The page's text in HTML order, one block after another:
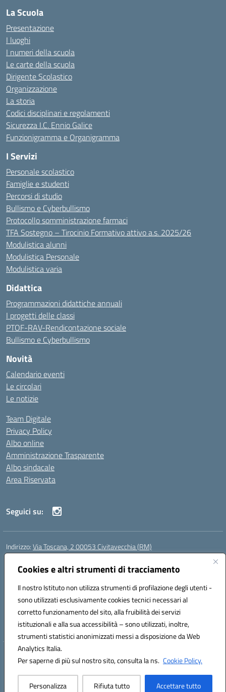
Cookies e altri strumenti di tracciamento
Il nostro Istituto non utilizza strumenti di profilazione degli utenti -
sono utilizzati esclusivamente cookies tecnici necessari al
corretto funzionamento del sito, alla fruibilità dei servizi
istituzionali e alla sua accessibilità – sono utilizzati, inoltre,
strumenti statistici anonimizzati messi a disposizione da Web
Analytics Italia.
Per saperne di più sul nostro sito, consulta la ns. Cookie Policy.
Personalizza Rifiuta tutto Accettare tutto
La Scuola
Presentazione
I luoghi
I numeri della scuola
Le carte della scuola
Dirigente Scolastico
Organizzazione
La storia
Codici disciplinari e regolamenti
Sicurezza I.C. Ennio Galice
Funzionigramma e Organigramma
I Servizi
Personale scolastico
Famiglie e studenti
Percorsi di studio
Bullismo e Cyberbullismo
Protocollo somministrazione farmaci
TFA Sostegno – Tirocinio Formativo attivo a.s. 2025/26
Modulistica alunni
Modulistica Personale
Modulistica varia
Didattica
Programmazioni didattiche annuali
I progetti delle classi
PTOF-RAV-Rendicontazione sociale
Bullismo e Cyberbullismo
Novità
Calendario eventi
Le circolari
Le notizie
Team Digitale
Privacy Policy
Albo online
Amministrazione Trasparente
Albo sindacale
Area Riservata
Seguici su:
Indirizzo:Via Toscana, 2 00053 Civitavecchia (RM)
Centralino:
Posta elettronica certificata (PEC):rmic8b900g@pec.istruzione.it
Codice fiscale: 91038380589
Codice meccanografico:RMIC8B900G
Codice Indice delle Pubbliche Amministrazioni (IPA): istsc_rmic8b900g
Codice unico di fatturazione (CUF): UFP4NO
Hosting & Powered by 3D Solution S.r.l.
Concept & Design by Designers Italia